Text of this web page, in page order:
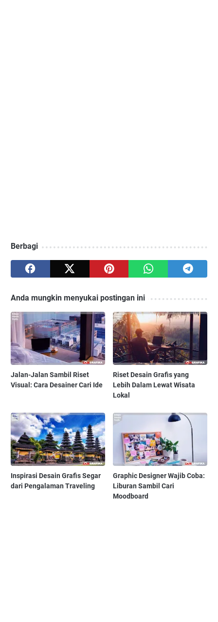
Berbagi
Anda mungkin menyukai postingan ini
Jalan-Jalan Sambil Riset
Visual: Cara Desainer Cari Ide
Riset Desain Grafis yang
Lebih Dalam Lewat Wisata
Lokal
Inspirasi Desain Grafis Segar
dari Pengalaman Traveling
Graphic Designer Wajib Coba:
Liburan Sambil Cari
Moodboard